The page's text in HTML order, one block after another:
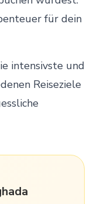
für dein
intensivste und
Reiseziele